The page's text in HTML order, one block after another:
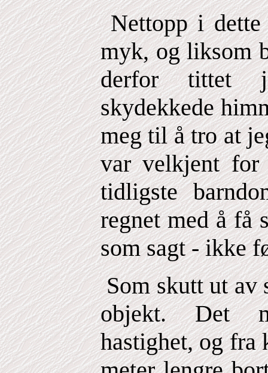
Nettopp i dette
myk, og liksom
derfor tittet
skydekkede
meg til å tro at
var velkjent for
tidligste
regnet med å få
som sagt - ikke
Som skutt ut av
objekt. Det
hastighet, og fra